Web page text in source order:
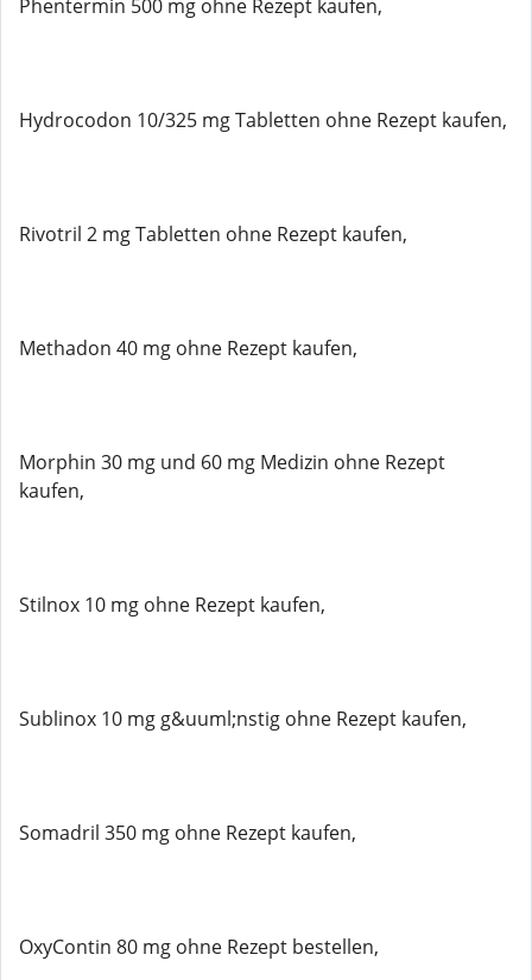
Phentermin 500 mg ohne Rezept kaufen,
Hydrocodon 10/325 mg Tabletten ohne Rezept kaufen,
Rivotril 2 mg Tabletten ohne Rezept kaufen,
Methadon 40 mg ohne Rezept kaufen,
Morphin 30 mg und 60 mg Medizin ohne Rezept
kaufen,
Stilnox 10 mg ohne Rezept kaufen,
Sublinox 10 mg g&uuml;nstig ohne Rezept kaufen,
Somadril 350 mg ohne Rezept kaufen,
OxyContin 80 mg ohne Rezept bestellen,